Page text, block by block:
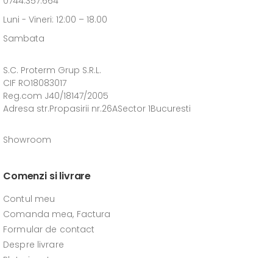
Luni - Vineri: 12:00 – 18.00
Sambata
S.C. Proterm Grup S.R.L.
CIF RO18083017
Reg.com J40/18147/2005
Adresa str.Propasirii nr.26ASector 1Bucuresti
Showroom
Comenzi si livrare
Contul meu
Comanda mea, Factura
Formular de contact
Despre livrare